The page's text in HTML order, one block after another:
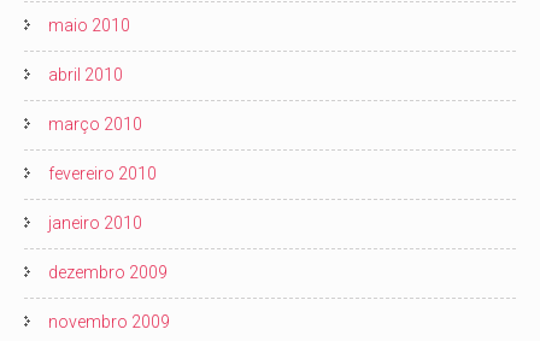
maio 2010
abril 2010
março 2010
fevereiro 2010
janeiro 2010
dezembro 2009
novembro 2009